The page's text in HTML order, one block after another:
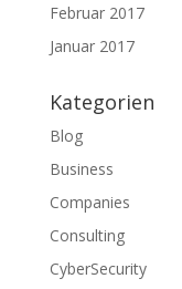
Februar 2017
Januar 2017
Kategorien
Blog
Business
Companies
Consulting
CyberSecurity